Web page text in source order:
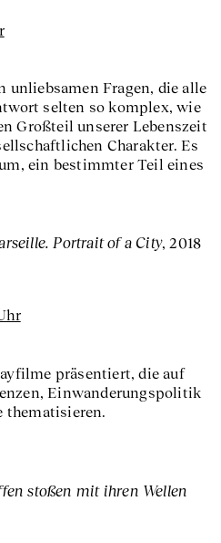
unliebsamen Fragen, die alle
selten so komplex, wie
Großteil unserer Lebenszeit
Charakter. Es
ein bestimmter Teil eines
Portrait of a City, 2018
präsentiert, die auf
Einwanderungspolitik
thematisieren.
stoßen mit ihren Wellen